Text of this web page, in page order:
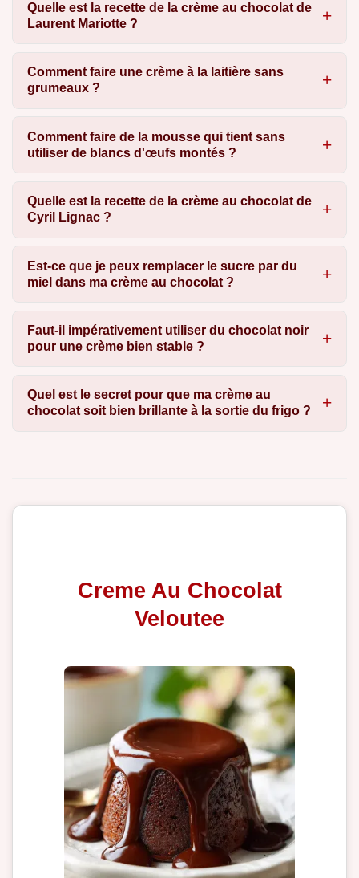
Quelle est la recette de la crème au chocolat de
Laurent Mariotte ?
Comment faire une crème à la laitière sans
grumeaux ?
Comment faire de la mousse qui tient sans
utiliser de blancs d'œufs montés ?
Quelle est la recette de la crème au chocolat de
Cyril Lignac ?
Est-ce que je peux remplacer le sucre par du
miel dans ma crème au chocolat ?
Faut-il impérativement utiliser du chocolat noir
pour une crème bien stable ?
Quel est le secret pour que ma crème au
chocolat soit bien brillante à la sortie du frigo ?
Creme Au Chocolat
Veloutee